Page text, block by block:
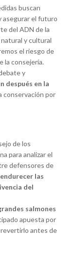
buscan
asegurar el futuro
del ADN de la
y cultural
el riesgo de
la consejería.
y
después en la
conservación por
de los
para analizar el
defensores de
endurecer las
del
salmones
apuesta por
antes de